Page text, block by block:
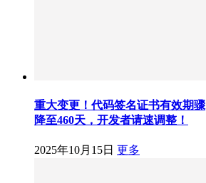
重大变更！代码签名证书有效期骤
降至460天，开发者请速调整！
2025年10月15日 更多